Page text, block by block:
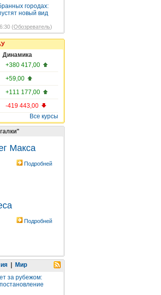
городах:
новый вид
(Обозреватель)
Динамика
+380 417,00
+59,00
+111 177,00
-419 443,00
Все курсы
Макса
Подробней
Подробней
Мир
за рубежом: